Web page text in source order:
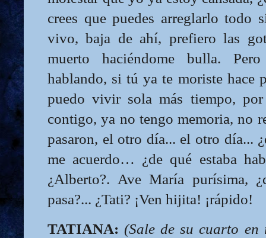
crees que puedes arreglarlo todo
vivo, baja de ahí, prefiero las
muerto haciéndome bulla.
hablando, si tú ya te moriste hace
puedo vivir sola más tiempo,
contigo, ya no tengo memoria, no
pasaron, el otro día... el otro día...
me acuerdo… ¿de qué estaba
¿Alberto?. Ave María purísima,
pasa?... ¿Tati? ¡Ven hijita! ¡rápido!
TATIANA: (Sale de su cuarto